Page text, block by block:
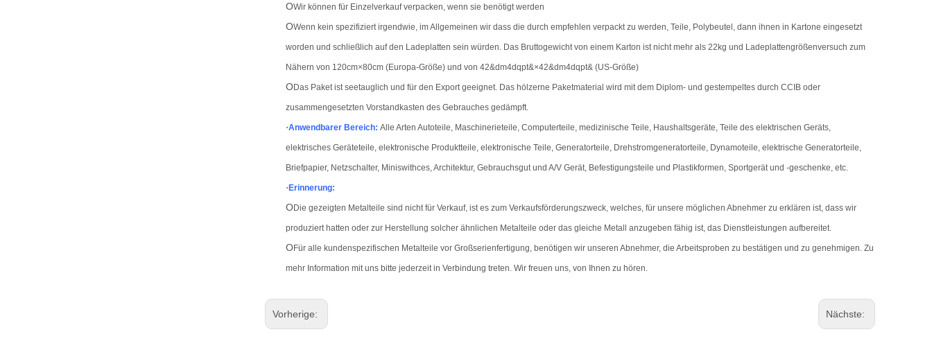
OWir können für Einzelverkauf verpacken, wenn sie benötigt werden
OWenn kein spezifiziert irgendwie, im Allgemeinen wir dass die durch empfehlen verpackt zu werden, Teile, Polybeutel, dann ihnen in Kartone eingesetzt
worden und schließlich auf den Ladeplatten sein würden. Das Bruttogewicht von einem Karton ist nicht mehr als 22kg und Ladeplattengrößenversuch zum
Nähern von 120cm×80cm (Europa-Größe) und von 42&dm4dqpt&×42&dm4dqpt& (US-Größe)
ODas Paket ist seetauglich und für den Export geeignet. Das hölzerne Paketmaterial wird mit dem Diplom- und gestempeltes durch CCIB oder
zusammengesetzten Vorstandkasten des Gebrauches gedämpft.
·Anwendbarer Bereich: Alle Arten Autoteile, Maschinerieteile, Computerteile, medizinische Teile, Haushaltsgeräte, Teile des elektrischen Geräts,
elektrisches Geräteteile, elektronische Produktteile, elektronische Teile, Generatorteile, Drehstromgeneratorteile, Dynamoteile, elektrische Generatorteile,
Briefpapier, Netzschalter, Miniswithces, Architektur, Gebrauchsgut und A/V Gerät, Befestigungsteile und Plastikformen, Sportgerät und -geschenke, etc.
· Erinnerung:
ODie gezeigten Metalteile sind nicht für Verkauf, ist es zum Verkaufsförderungszweck, welches, für unsere möglichen Abnehmer zu erklären ist, dass wir
produziert hatten oder zur Herstellung solcher ähnlichen Metalteile oder das gleiche Metall anzugeben fähig ist, das Dienstleistungen aufbereitet.
OFür alle kundenspezifischen Metalteile vor Großserienfertigung, benötigen wir unseren Abnehmer, die Arbeitsproben zu bestätigen und zu genehmigen. Zu
mehr Information mit uns bitte jederzeit in Verbindung treten. Wir freuen uns, von Ihnen zu hören.
Vorherige: Nächste: